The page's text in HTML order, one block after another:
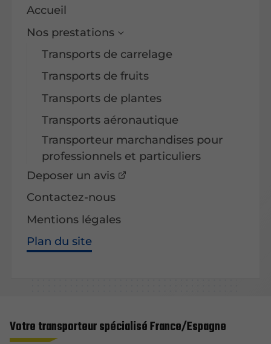
Accueil
Nos prestations
Transports de carrelage
Transports de fruits
Transports de plantes
Transports aéronautique
Transporteur marchandises pour
professionnels et particuliers
Deposer un avis
Contactez-nous
Mentions légales
Plan du site
Votre transporteur spécialisé France/Espagne